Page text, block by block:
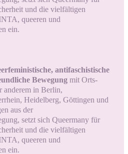
und die vielfältigen
queeren und
ein.
antifaschistische
Bewegung mit Orts-
anderem in Berlin,
Heidelberg, Göttingen und
aus der
setzt sich Queermany für
und die vielfältigen
queeren und
ein.